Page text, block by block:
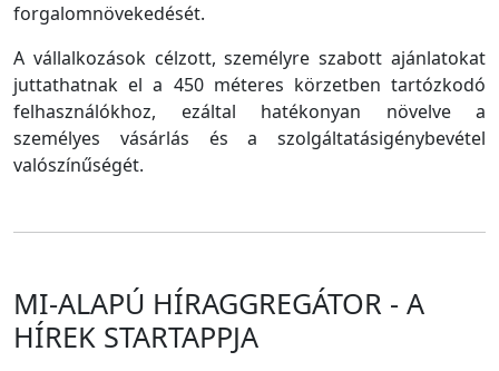
forgalomnövekedését.
A vállalkozások célzott, személyre szabott ajánlatokat
juttathatnak el a 450 méteres körzetben tartózkodó
felhasználókhoz, ezáltal hatékonyan növelve a
személyes vásárlás és a szolgáltatásigénybevétel
valószínűségét.
MI-ALAPÚ HÍRAGGREGÁTOR - A
HÍREK STARTAPPJA